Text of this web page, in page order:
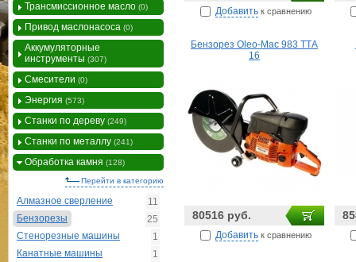
Добавить к сравнению
Бензорез Oleo-Mac 983 ТТА
16
80516 руб.
Добавить к сравнению
Трансмиссионное масло (0)
Привод маслонасоса (0)
Аккумуляторные
инструменты (307)
Смесители (0)
Энергия (573)
Станки по дереву (249)
Станки по металлу (241)
Обработка камня (128)
Перейти в категорию
Алмазное сверление
11
Бензорезы
25
Стенорезные машины
1
Канатные машины
1